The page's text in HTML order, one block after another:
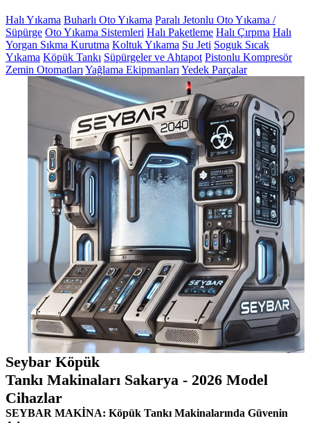
Halı Yıkama Buharlı Oto Yıkama Paralı Jetonlu Oto Yıkama /
Süpürge Oto Yıkama Sistemleri Halı Paketleme Halı Çırpma Halı
Yorgan Sıkma Kurutma Koltuk Yıkama Su Jeti Soguk Sıcak
Yıkama Köpük Tankı Süpürgeler ve Ahtapot Pistonlu Kompresör
Zemin Otomatları Yağlama Ekipmanları Yedek Parçalar
Seybar Köpük
Tankı Makinaları Sakarya - 2026 Model
Cihazlar
SEYBAR MAKİNA: Köpük Tankı Makinalarında Güvenin